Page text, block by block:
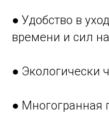
● Удобство в
времени и сил
● Экологически
● Многогранная